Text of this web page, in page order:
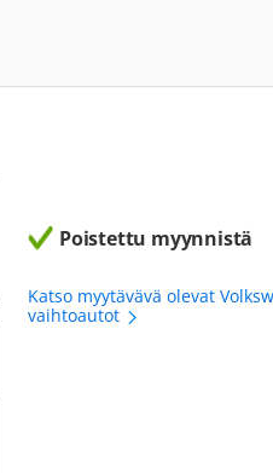
Poistettu myynnistä
Katso myytävävä olevat
vaihtoautot